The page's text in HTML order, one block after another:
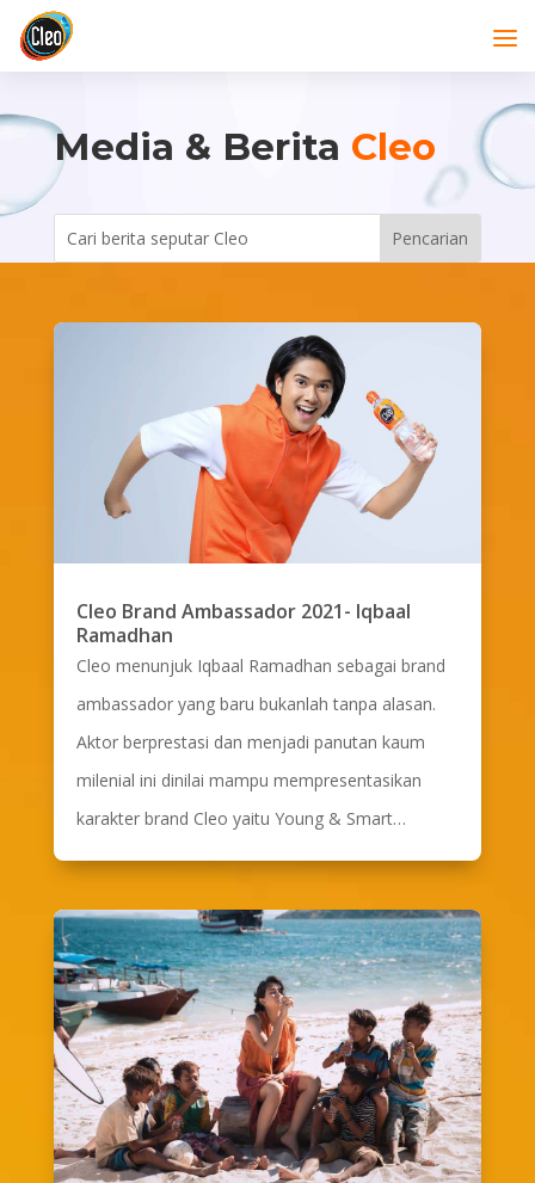
Media & Berita Cleo
Cleo Brand Ambassador 2021- Iqbaal
Ramadhan
Cleo menunjuk Iqbaal Ramadhan sebagai brand
ambassador yang baru bukanlah tanpa alasan.
Aktor berprestasi dan menjadi panutan kaum
milenial ini dinilai mampu mempresentasikan
karakter brand Cleo yaitu Young & Smart…